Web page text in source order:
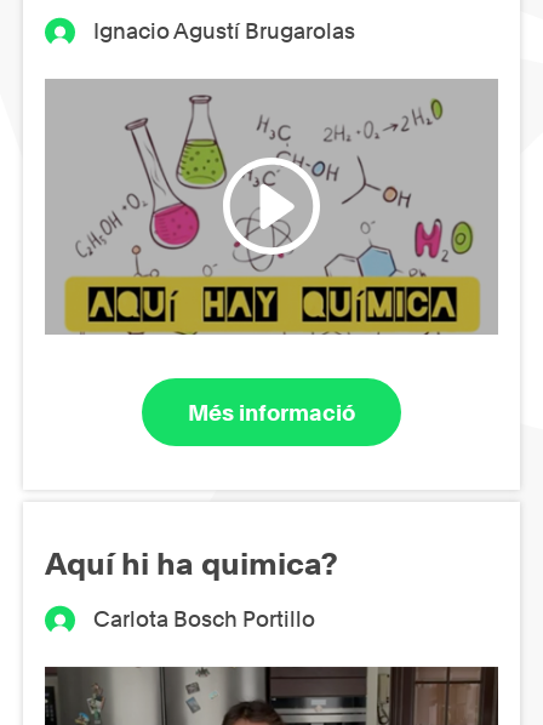
Ignacio Agustí Brugarolas
Més informació
Aquí hi ha quimica?
Carlota Bosch Portillo